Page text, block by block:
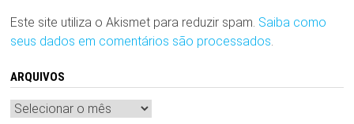
Este site utiliza o Akismet para reduzir spam. Saiba como
seus dados em comentários são processados.
ARQUIVOS
Arquivos